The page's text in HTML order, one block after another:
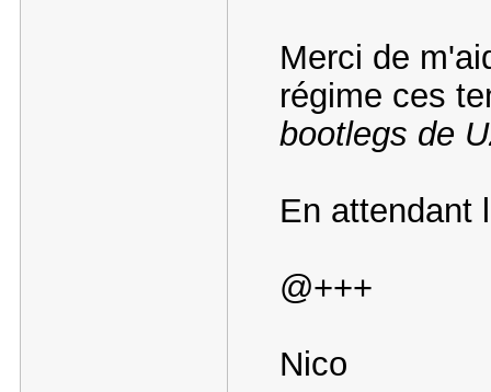
Merci de
régime ces
bootlegs de
En attendant
@+++
Nico